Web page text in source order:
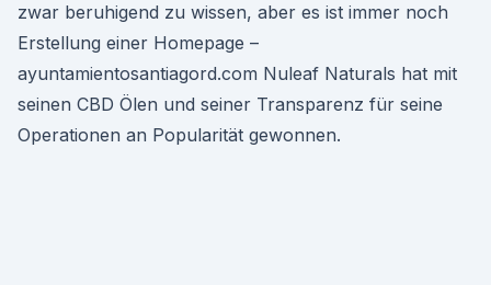
zwar beruhigend zu wissen, aber es ist immer noch
Erstellung einer Homepage –
ayuntamientosantiagord.com Nuleaf Naturals hat mit
seinen CBD Ölen und seiner Transparenz für seine
Operationen an Popularität gewonnen.